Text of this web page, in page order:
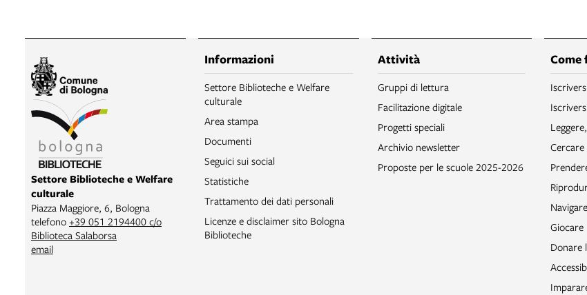
Settore Biblioteche e Welfare
culturale
Piazza Maggiore, 6, Bologna
telefono +39 051 2194400 c/o
Biblioteca Salaborsa
email
Informazioni
Settore Biblioteche e Welfare
culturale
Area stampa
Documenti
Seguici sui social
Statistiche
Trattamento dei dati personali
Licenze e disclaimer sito Bologna
Biblioteche
Attività
Gruppi di lettura
Facilitazione digitale
Progetti speciali
Archivio newsletter
Proposte per le scuole 2025-2026
Come
Giocare
Donare